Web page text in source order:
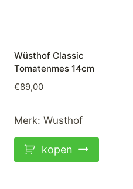
Wüsthof Classic
Tomatenmes 14cm
€89,00
Merk: Wusthof
kopen